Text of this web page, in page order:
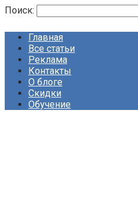
Поиск:
Главная
Все статьи
Реклама
Контакты
О блоге
Скидки
Обучение